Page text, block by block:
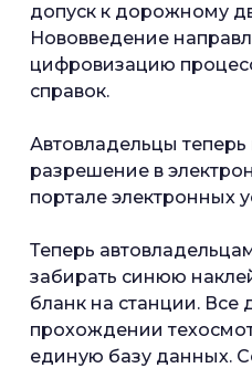
допуск к дорожному
Нововведение
цифровизацию
справок.
Автовладельцы теперь
разрешение в
портале электронных
Теперь
забирать синюю
бланк на станции. Все
прохождении
единую базу данных.